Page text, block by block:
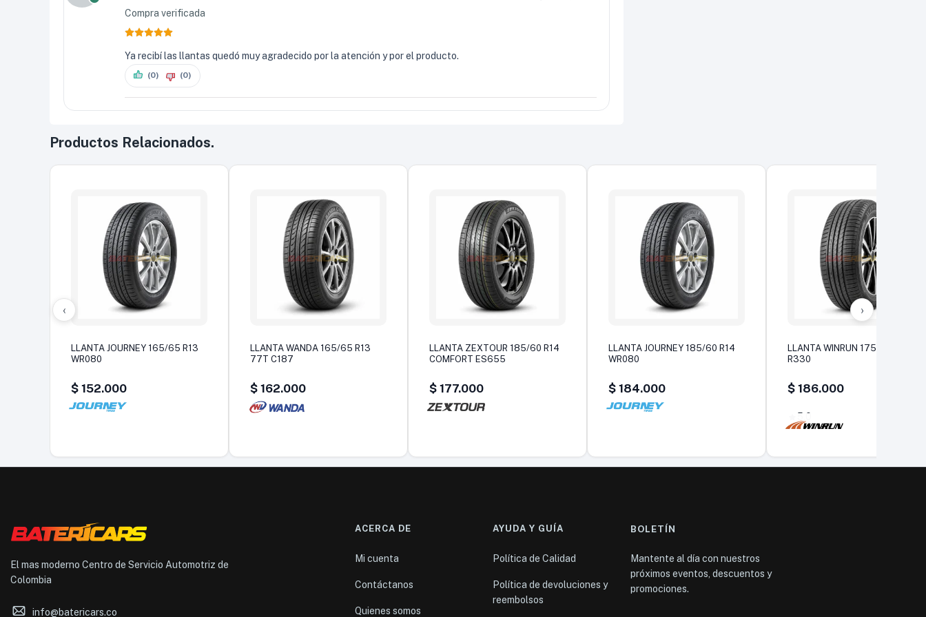
Compra verificada
Ya recibí las llantas quedó muy agradecido por la atención y por el producto.
(0) (0)
Productos Relacionados.
‹
LLANTA JOURNEY 165/65 R13
WR080
$ 152.000
LLANTA WANDA 165/65 R13
77T C187
$ 162.000
LLANTA ZEXTOUR 185/60 R14
COMFORT ES655
$ 177.000
LLANTA JOURNEY 185/60 R14
WR080
$ 184.000
LLANTA WINRUN 175/70 R13
R330
$ 186.000
5,0
›
El mas moderno Centro de Servicio Automotriz de
Colombia
info@batericars.co
ACERCA DE
Mi cuenta
Contáctanos
Quienes somos
AYUDA Y GUÍA
Política de Calidad
Política de devoluciones y
reembolsos
BOLETÍN
Mantente al día con nuestros
próximos eventos, descuentos y
promociones.